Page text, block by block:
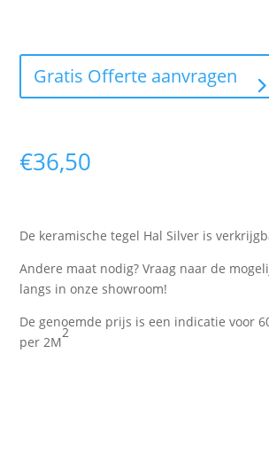
Gratis Offerte aanvragen
€36,50
De keramische tegel Hal Silver is
Andere maat nodig? Vraag naar de
langs in onze showroom!
De genoemde prijs is een indicatie voor
per 2M
2